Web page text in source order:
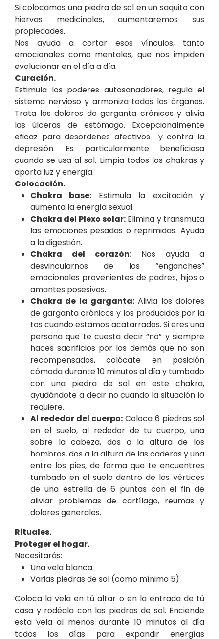
Si colocamos una piedra de sol en un saquito con
hiervas medicinales, aumentaremos sus
propiedades.
Nos ayuda a cortar esos vínculos, tanto
emocionales como mentales, que nos impiden
evolucionar en el día a día.
Curación.
Estimula los poderes autosanadores, regula el
sistema nervioso y armoniza todos los órganos.
Trata los dolores de garganta crónicos y alivia
las úlceras de estómago. Excepcionalmente
eficaz para desordenes afectivos y contra la
depresión. Es particularmente beneficiosa
cuando se usa al sol. Limpia todos los chakras y
aporta luz y energía.
Colocación.
Chakra base: Estimula la excitación y
aumenta la energía sexual.
Chakra del Plexo solar: Elimina y transmuta
las emociones pesadas o reprimidas. Ayuda
a la digestión.
Chakra del corazón: Nos ayuda a
desvincularnos de los “enganches”
emocionales provenientes de padres, hijos o
amantes posesivos.
Chakra de la garganta: Alivia los dolores
de garganta crónicos y los producidos por la
tos cuando estamos acatarrados. Si eres una
persona que te cuesta decir “no” y siempre
haces sacrificios por los demás que no son
recompensados, colócate en posición
cómoda durante 10 minutos al día y tumbado
con una piedra de sol en este chakra,
ayudándote a decir no cuando la situación lo
requiere.
Al rededor del cuerpo: Coloca 6 piedras sol
en el suelo, al rededor de tu cuerpo, una
sobre la cabeza, dos a la altura de los
hombros, dos a la altura de las caderas y una
entre los pies, de forma que te encuentres
tumbado en el suelo dentro de los vértices
de una estrella de 6 puntas con el fin de
aliviar problemas de cartílago, reumas y
dolores generales.
Rituales.
Proteger el hogar.
Necesitarás:
Una vela blanca.
Varias piedras de sol (como mínimo 5)
Coloca la vela en tú altar o en la entrada de tú
casa y rodéala con las piedras de sol. Enciende
esta vela al menos durante 10 minutos al día
todos los días para expandir energías